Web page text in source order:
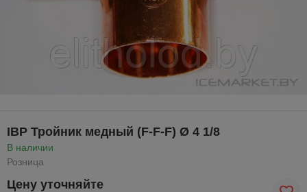
IBP Тройник медный (F-F-F) Ø 4 1/8
В наличии
Розница
Цену уточняйте